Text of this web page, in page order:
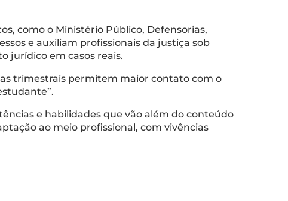
como o Ministério Público, Defensorias,
e auxiliam profissionais da justiça sob
jurídico em casos reais.
trimestrais permitem maior contato com o
e habilidades que vão além do conteúdo
ao meio profissional, com vivências